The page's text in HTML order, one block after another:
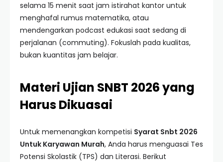
selama 15 menit saat jam istirahat kantor untuk
menghafal rumus matematika, atau
mendengarkan podcast edukasi saat sedang di
perjalanan (commuting). Fokuslah pada kualitas,
bukan kuantitas jam belajar.
Materi Ujian SNBT 2026 yang
Harus Dikuasai
Untuk memenangkan kompetisi Syarat Snbt 2026
Untuk Karyawan Murah, Anda harus menguasai Tes
Potensi Skolastik (TPS) dan Literasi. Berikut